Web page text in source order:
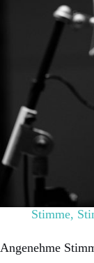
Stimme,
Angenehme